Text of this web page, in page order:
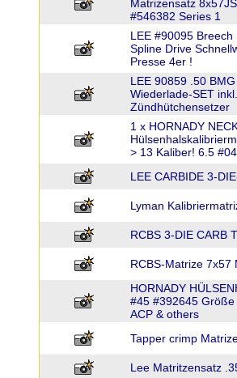
Matrizensatz
#546382 Series 1
LEE #90095
Spline Drive
Presse 4er !
LEE 90859 .50
Wiederlade-SET
Zündhütchensetzer
1 x HORNADY
> 13 Kaliber! 6.5
LEE CARBIDE 3-
Lyman
RCBS 3-DIE CARB
RCBS-Matrize 7x57
HORNADY
#45 #392645 Größe
ACP & others
Tapper crimp
Lee Matritzensatz